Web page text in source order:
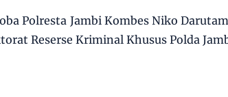
Polresta Jambi Kombes Niko
Reserse Kriminal Khusus Polda